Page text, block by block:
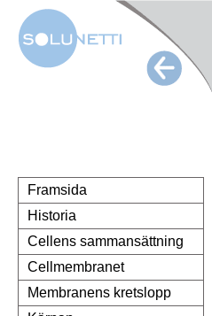
Framsida
Historia
Cellens sammansättning
Cellmembranet
Membranens kretslopp